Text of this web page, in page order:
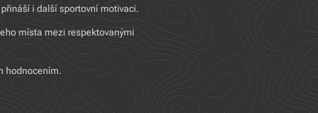
i další sportovní motivaci.
místa mezi respektovanými
hodnocením.